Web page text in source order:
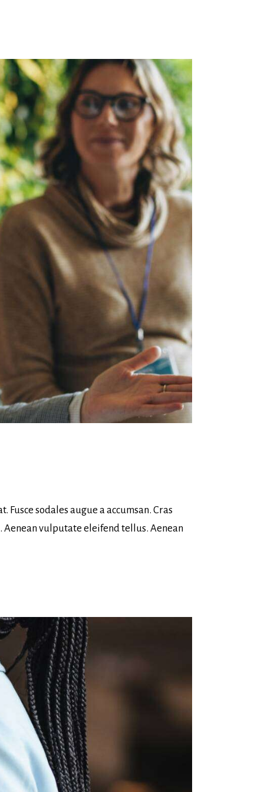
sodales augue a accumsan. Cras
vulputate eleifend tellus. Aenean